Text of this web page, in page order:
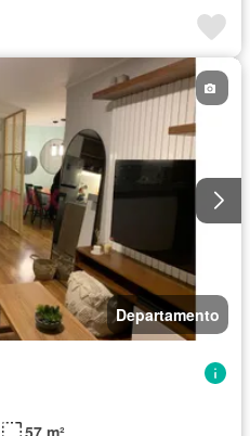
Departamento
57 m²